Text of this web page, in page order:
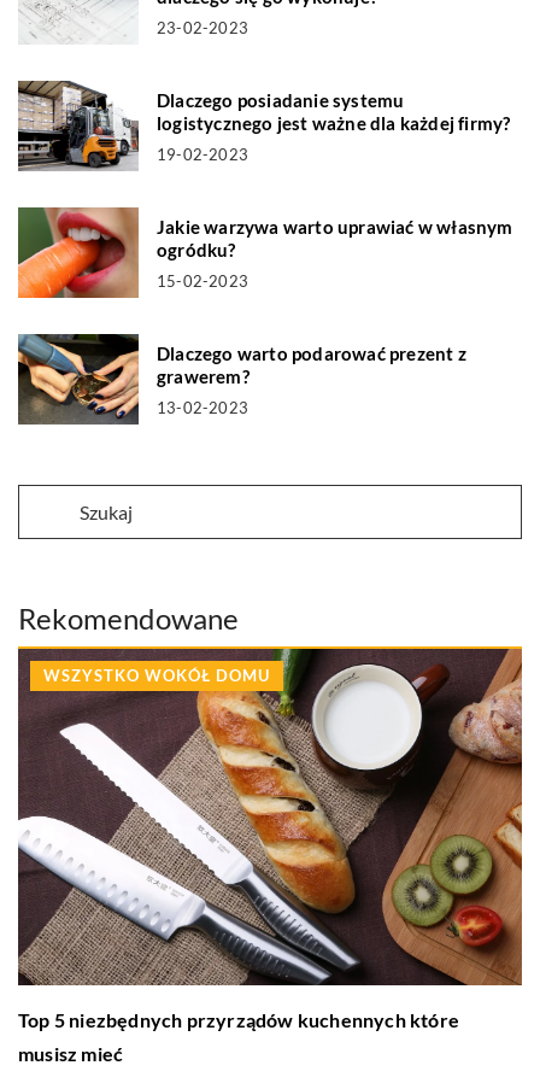
23-02-2023
Dlaczego posiadanie systemu
logistycznego jest ważne dla każdej firmy?
19-02-2023
Jakie warzywa warto uprawiać w własnym
ogródku?
15-02-2023
Dlaczego warto podarować prezent z
grawerem?
13-02-2023
Rekomendowane
WSZYSTKO WOKÓŁ DOMU
Top 5 niezbędnych przyrządów kuchennych które
musisz mieć